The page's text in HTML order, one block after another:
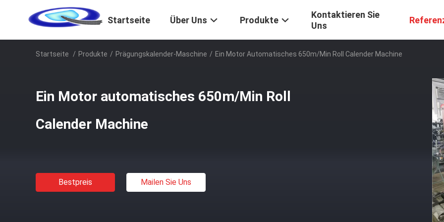
Startseite Über Uns Produkte
Kontaktieren Sie
Uns
Startseite / Produkte / Prägungskalender-Maschine / Ein Motor Automatisches 650m/Min Roll Calender Machine
Ein Motor automatisches 650m/Min Roll
Calender Machine
Bestpreis Mailen Sie Uns